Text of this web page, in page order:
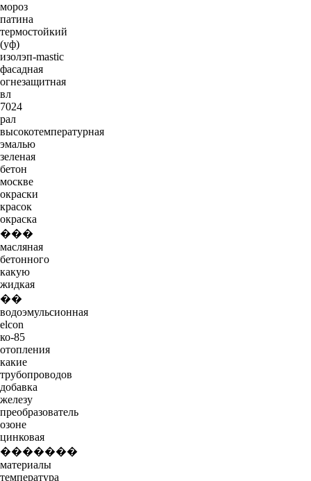
мороз
патина
термостойкий
(уф)
изолэп-mastic
фасадная
огнезащитная
вл
7024
рал
высокотемпературная
эмалью
зеленая
бетон
москве
окраски
красок
окраска
���
масляная
бетонного
какую
жидкая
��
водоэмульсионная
elcon
ко-85
отопления
какие
трубопроводов
добавка
железу
преобразователь
озоне
цинковая
�������
материалы
температура